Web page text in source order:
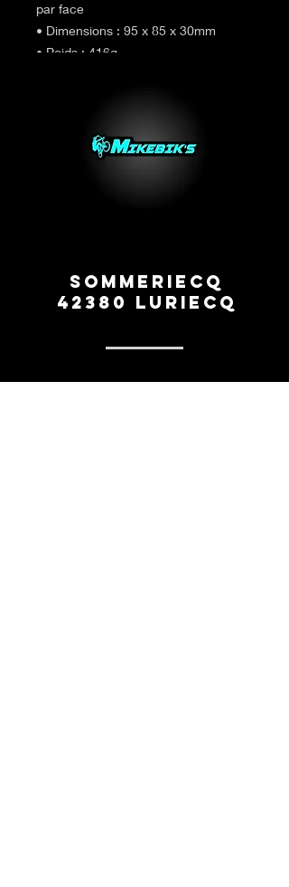
par face
• Dimensions : 95 x 85 x 30mm
• Poids : 416g
Sommeriecq
42380 Luriecq